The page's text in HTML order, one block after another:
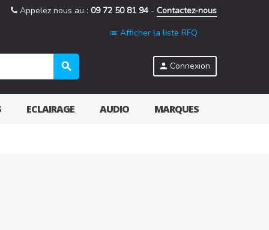
Appelez nous au : 09 72 50 81 94 - Contactez-nous
list Afficher la liste RFQ
search person Connexion
ECLAIRAGE AUDIO MARQUES